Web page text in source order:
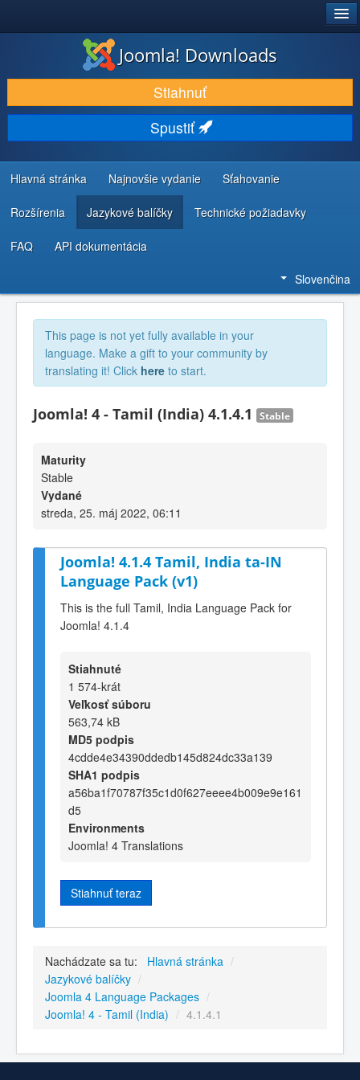
STIAHNUŤ & ROZŠÍRIŤ
OBJAVUJTE & UČTE SA
KOMUNITA & PODPORA
ZDROJE INFORMÁCIÍ PRE VÝVOJÁROV
Joomla! Downloads
Stiahnuť
Spustiť
Hlavná stránka Najnovšie vydanie Sťahovanie
Rozšírenia Jazykové balíčky Technické požiadavky
FAQ API dokumentácia
Slovenčina
This page is not yet fully available in your
language. Make a gift to your community by
translating it! Click here to start.
Joomla! 4 - Tamil (India) 4.1.4.1 Stable
Maturity
Stable
Vydané
streda, 25. máj 2022, 06:11
Joomla! 4.1.4 Tamil, India ta-IN
Language Pack (v1)
This is the full Tamil, India Language Pack for
Joomla! 4.1.4
Stiahnuté
1 574-krát
Veľkosť súboru
563,74 kB
MD5 podpis
4cdde4e34390ddedb145d824dc33a139
SHA1 podpis
a56ba1f70787f35c1d0f627eeee4b009e9e161
d5
Environments
Joomla! 4 Translations
Stiahnuť teraz
Nachádzate sa tu: Hlavná stránka /
Jazykové balíčky /
Joomla 4 Language Packages /
Joomla! 4 - Tamil (India) / 4.1.4.1